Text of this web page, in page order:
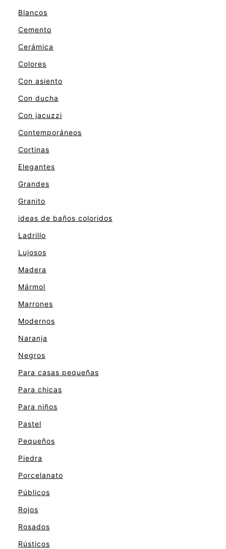
Blancos
Cemento
Cerámica
Colores
Con asiento
Con ducha
Con jacuzzi
Contemporáneos
Cortinas
Elegantes
Grandes
Granito
ideas de baños coloridos
Ladrillo
Lujosos
Madera
Mármol
Marrones
Modernos
Naranja
Negros
Para casas pequeñas
Para chicas
Para niños
Pastel
Pequeños
Piedra
Porcelanato
Públicos
Rojos
Rosados
Rústicos